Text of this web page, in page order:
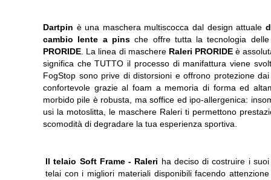
Dartpin è una maschera multiscocca dal design attuale
cambio lente a pinsche offre tutta la tecnologia
PRORIDE . La linea di maschere Raleri PRORIDE è
significa che TUTTO il processo di manifattura viene
FogStop sono prive di distorsioni e offrono protezione
confortevole grazie al foam a memoria di forma ed
morbido pile è robusta, ma soffice ed ipo-allergenica:
usi la motoslitta, le maschere Raleri ti permettono
scomodità di degradare la tua esperienza sportiva.
Il telaio Soft Frame - Raleri ha deciso di costruire i suoi
telai con i migliori materiali disponibili facendo attenzione